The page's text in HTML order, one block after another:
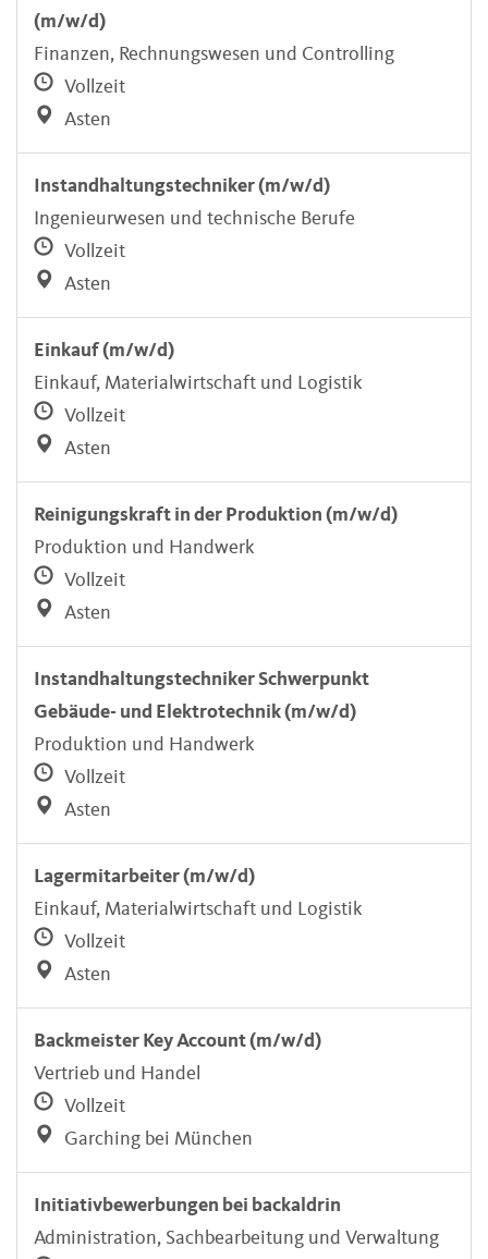
(m/w/d)
Finanzen, Rechnungswesen und Controlling
Vollzeit
Asten
Instandhaltungstechniker (m/w/d)
Ingenieurwesen und technische Berufe
Vollzeit
Asten
Einkauf (m/w/d)
Einkauf, Materialwirtschaft und Logistik
Vollzeit
Asten
Reinigungskraft in der Produktion (m/w/d)
Produktion und Handwerk
Vollzeit
Asten
Instandhaltungstechniker Schwerpunkt
Gebäude- und Elektrotechnik (m/w/d)
Produktion und Handwerk
Vollzeit
Asten
Lagermitarbeiter (m/w/d)
Einkauf, Materialwirtschaft und Logistik
Vollzeit
Asten
Backmeister Key Account (m/w/d)
Vertrieb und Handel
Vollzeit
Garching bei München
Initiativbewerbungen bei backaldrin
Administration, Sachbearbeitung und Verwaltung